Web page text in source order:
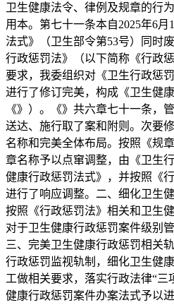
卫生健康法令、律例及规章的行
用本。第七十一条本自2025年6
法式》（卫生部令第53号）同时
行政惩罚法》（以下简称《行政
要求，我委组织对《卫生行政惩
进行了修订完美，构成《卫生健
《》）。《》共六章七十一条，
送达、施行取了案和附则。次要
名称和完美全体布局。按照《规
章名称予以点窜调整，由《卫生
健康行政惩罚法式》，并按照《
进行了响应调整。二、细化卫生
按照《行政惩罚法》相关和卫生
对于卫生健康行政惩罚案件级别
三、完美卫生健康行政惩罚相关
行政惩罚监视轨制，细化卫生健
工做相关要求，落实行政法律“三
健康行政惩罚案件办案法式予以